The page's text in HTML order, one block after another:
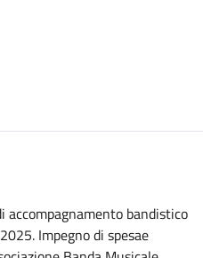
accompagnamento bandistico
Impegno di spesae